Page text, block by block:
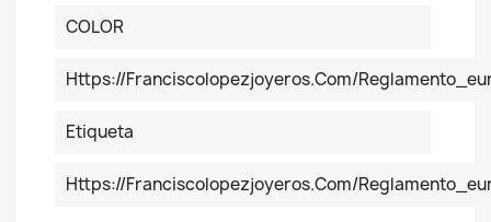
COLOR
Https://franciscolopezjoyeros.com/
Etiqueta
Https://franciscolopezjoyeros.com/